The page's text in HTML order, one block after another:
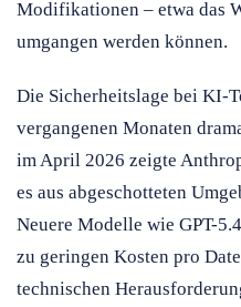
Modifikationen – etwa das
umgangen werden können.
Die Sicherheitslage bei KI-
vergangenen Monaten
im April 2026 zeigte
es aus abgeschotteten
Neuere Modelle wie GPT-
zu geringen Kosten pro
technischen